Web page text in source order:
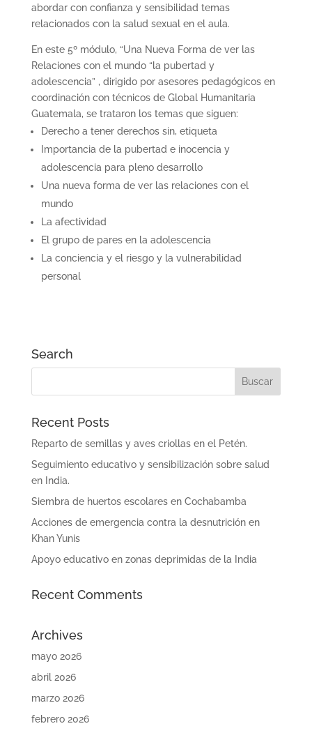
abordar con confianza y sensibilidad temas
relacionados con la salud sexual en el aula.
En este 5º módulo, “Una Nueva Forma de ver las
Relaciones con el mundo “la pubertad y
adolescencia” , dirigido por asesores pedagógicos en
coordinación con técnicos de Global Humanitaria
Guatemala, se trataron los temas que siguen:
Derecho a tener derechos sin, etiqueta
Importancia de la pubertad e inocencia y
adolescencia para pleno desarrollo
Una nueva forma de ver las relaciones con el
mundo
La afectividad
El grupo de pares en la adolescencia
La conciencia y el riesgo y la vulnerabilidad
personal
Search
Recent Posts
Reparto de semillas y aves criollas en el Petén.
Seguimiento educativo y sensibilización sobre salud
en India.
Siembra de huertos escolares en Cochabamba
Acciones de emergencia contra la desnutrición en
Khan Yunis
Apoyo educativo en zonas deprimidas de la India
Recent Comments
Archives
mayo 2026
abril 2026
marzo 2026
febrero 2026